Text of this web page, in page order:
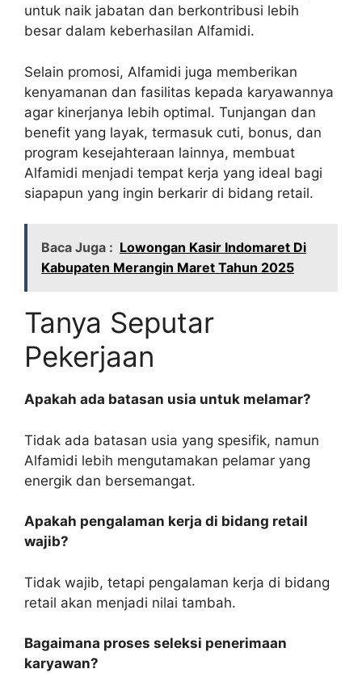
untuk naik jabatan dan berkontribusi lebih
besar dalam keberhasilan Alfamidi.
Selain promosi, Alfamidi juga memberikan
kenyamanan dan fasilitas kepada karyawannya
agar kinerjanya lebih optimal. Tunjangan dan
benefit yang layak, termasuk cuti, bonus, dan
program kesejahteraan lainnya, membuat
Alfamidi menjadi tempat kerja yang ideal bagi
siapapun yang ingin berkarir di bidang retail.
Baca Juga : Lowongan Kasir Indomaret Di
Kabupaten Merangin Maret Tahun 2025
Tanya Seputar
Pekerjaan
Apakah ada batasan usia untuk melamar?
Tidak ada batasan usia yang spesifik, namun
Alfamidi lebih mengutamakan pelamar yang
energik dan bersemangat.
Apakah pengalaman kerja di bidang retail
wajib?
Tidak wajib, tetapi pengalaman kerja di bidang
retail akan menjadi nilai tambah.
Bagaimana proses seleksi penerimaan
karyawan?